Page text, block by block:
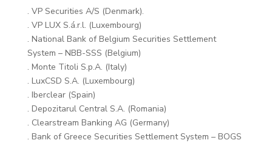
. VP Securities A/S (Denmark).
. VP LUX S.á.r.l. (Luxembourg)
. National Bank of Belgium Securities Settlement
System – NBB-SSS (Belgium)
. Monte Titoli S.p.A. (Italy)
. LuxCSD S.A. (Luxembourg)
. Iberclear (Spain)
. Depozitarul Central S.A. (Romania)
. Clearstream Banking AG (Germany)
. Bank of Greece Securities Settlement System – BOGS